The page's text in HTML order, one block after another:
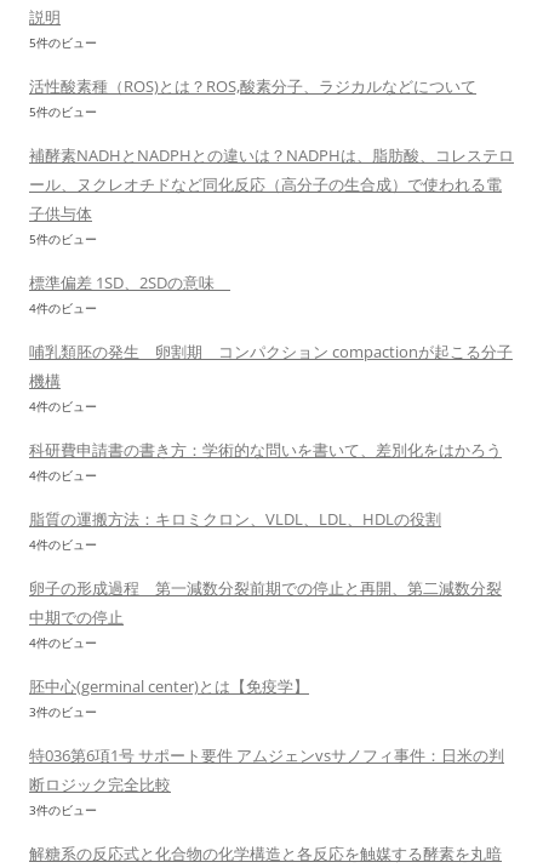
説明
5件のビュー
活性酸素種（ROS)とは？ROS,酸素分子、ラジカルなどについて
5件のビュー
補酵素NADHとNADPHとの違いは？NADPHは、脂肪酸、コレステロ
ール、ヌクレオチドなど同化反応（高分子の生合成）で使われる電
子供与体
5件のビュー
標準偏差 1SD、2SDの意味
4件のビュー
哺乳類胚の発生 卵割期 コンパクション compactionが起こる分子
機構
4件のビュー
科研費申請書の書き方：学術的な問いを書いて、差別化をはかろう
4件のビュー
脂質の運搬方法：キロミクロン、VLDL、LDL、HDLの役割
4件のビュー
卵子の形成過程 第一減数分裂前期での停止と再開、第二減数分裂
中期での停止
4件のビュー
胚中心(germinal center)とは【免疫学】
3件のビュー
特036第6項1号 サポート要件 アムジェンvsサノフィ事件：日米の判
断ロジック完全比較
3件のビュー
解糖系の反応式と化合物の化学構造と各反応を触媒する酵素を丸暗